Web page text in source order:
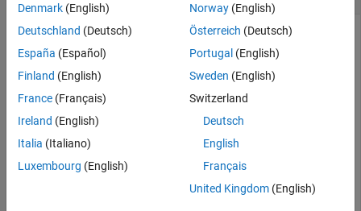
Enter the function in the MATLAB®command window. This
opens the Hardware Setup wizard.
c2000setup
Denmark (English)
Deutschland (Deutsch)
España (Español)
Finland (English)
France (Français)
Ireland (English)
Italia (Italiano)
Luxembourg (English)
Norway(English)
Österreich (Deutsch)
Portugal (English)
Sweden (English)
Switzerland
Deutsch
English
Français
United Kingdom(English)